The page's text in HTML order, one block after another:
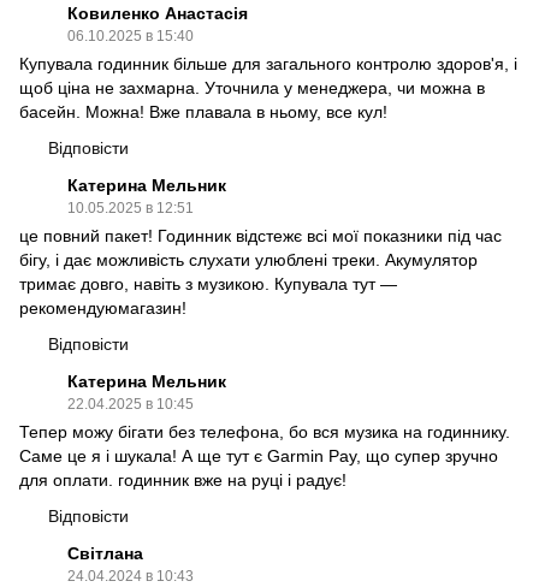
Ковиленко Анастасія
06.10.2025 в 15:40
Купувала годинник більше для загального контролю здоров'я, і
щоб ціна не захмарна. Уточнила у менеджера, чи можна в
басейн. Можна! Вже плавала в ньому, все кул!
Відповісти
Катерина Мельник
10.05.2025 в 12:51
це повний пакет! Годинник відстежє всі мої показники під час
бігу, і дає можливість слухати улюблені треки. Акумулятор
тримає довго, навіть з музикою. Купувала тут —
рекомендуюмагазин!
Відповісти
Катерина Мельник
22.04.2025 в 10:45
Тепер можу бігати без телефона, бо вся музика на годиннику.
Саме це я і шукала! А ще тут є Garmin Pay, що супер зручно
для оплати. годинник вже на руці і радує!
Відповісти
Cвітлана
24.04.2024 в 10:43